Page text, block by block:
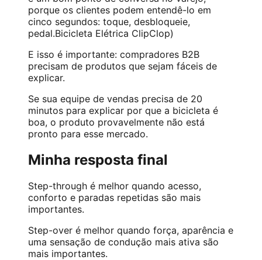
porque os clientes podem entendê-lo em
cinco segundos: toque, desbloqueie,
pedal.Bicicleta Elétrica ClipClop)
E isso é importante: compradores B2B
precisam de produtos que sejam fáceis de
explicar.
Se sua equipe de vendas precisa de 20
minutos para explicar por que a bicicleta é
boa, o produto provavelmente não está
pronto para esse mercado.
Minha resposta final
Step-through é melhor quando acesso,
conforto e paradas repetidas são mais
importantes.
Step-over é melhor quando força, aparência e
uma sensação de condução mais ativa são
mais importantes.